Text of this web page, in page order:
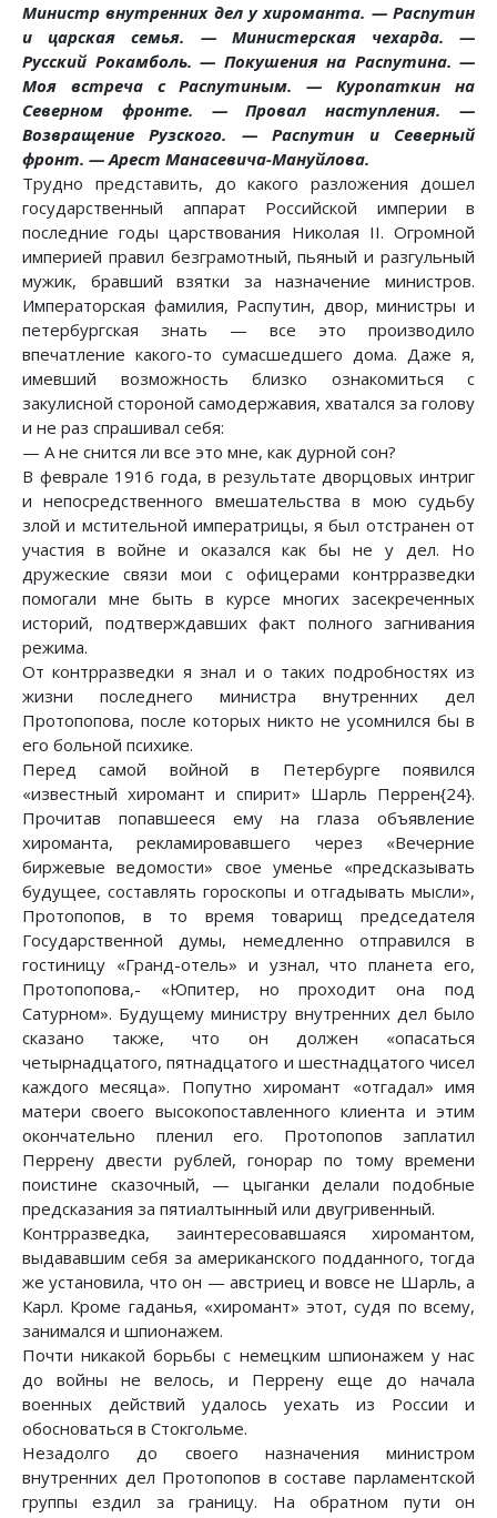
Министр внутренних дел у хироманта. — Распутин
и царская семья. — Министерская чехарда. —
Русский Рокамболь. — Покушения на Распутина. —
Моя встреча с Распутиным. — Куропаткин на
Северном фронте. — Провал наступления. —
Возвращение Рузского. — Распутин и Северный
фронт. — Арест Манасевича-Мануйлова.
Трудно представить, до какого разложения дошел
государственный аппарат Российской империи в
последние годы царствования Николая II. Огромной
империей правил безграмотный, пьяный и разгульный
мужик, бравший взятки за назначение министров.
Императорская фамилия, Распутин, двор, министры и
петербургская знать — все это производило
впечатление какого-то сумасшедшего дома. Даже я,
имевший возможность близко ознакомиться с
закулисной стороной самодержавия, хватался за голову
и не раз спрашивал себя:
— А не снится ли все это мне, как дурной сон?
В феврале 1916 года, в результате дворцовых интриг
и непосредственного вмешательства в мою судьбу
злой и мстительной императрицы, я был отстранен от
участия в войне и оказался как бы не у дел. Но
дружеские связи мои с офицерами контрразведки
помогали мне быть в курсе многих засекреченных
историй, подтверждавших факт полного загнивания
режима.
От контрразведки я знал и о таких подробностях из
жизни последнего министра внутренних дел
Протопопова, после которых никто не усомнился бы в
его больной психике.
Перед самой войной в Петербурге появился
«известный хиромант и спирит» Шарль Перрен{24}.
Прочитав попавшееся ему на глаза объявление
хироманта, рекламировавшего через «Вечерние
биржевые ведомости» свое уменье «предсказывать
будущее, составлять гороскопы и отгадывать мысли»,
Протопопов, в то время товарищ председателя
Государственной думы, немедленно отправился в
гостиницу «Гранд-отель» и узнал, что планета его,
Протопопова,- «Юпитер, но проходит она под
Сатурном». Будущему министру внутренних дел было
сказано также, что он должен «опасаться
четырнадцатого, пятнадцатого и шестнадцатого чисел
каждого месяца». Попутно хиромант «отгадал» имя
матери своего высокопоставленного клиента и этим
окончательно пленил его. Протопопов заплатил
Перрену двести рублей, гонорар по тому времени
поистине сказочный, — цыганки делали подобные
предсказания за пятиалтынный или двугривенный.
Контрразведка, заинтересовавшаяся хиромантом,
выдававшим себя за американского подданного, тогда
же установила, что он — австриец и вовсе не Шарль, а
Карл. Кроме гаданья, «хиромант» этот, судя по всему,
занимался и шпионажем.
Почти никакой борьбы с немецким шпионажем у нас
до войны не велось, и Перрену еще до начала
военных действий удалось уехать из России и
обосноваться в Стокгольме.
Незадолго до своего назначения министром
внутренних дел Протопопов в составе парламентской
группы ездил за границу. На обратном пути он